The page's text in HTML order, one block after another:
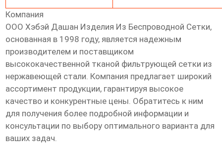
Компания
ООО Хэбэй Дашан Изделия Из Беспроводной Сетки,
основанная в 1998 году, является надежным
производителем и поставщиком
высококачественной тканой фильтрующей сетки из
нержавеющей стали. Компания предлагает широкий
ассортимент продукции, гарантируя высокое
качество и конкурентные цены. Обратитесь к ним
для получения более подробной информации и
консультации по выбору оптимального варианта для
ваших задач.